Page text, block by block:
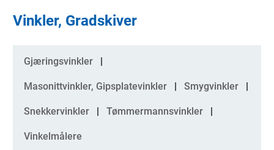
Vinkler, Gradskiver
Kategorier
Gjæringsvinkler
Masonittvinkler, Gipsplatevinkler Smygvinkler
Snekkervinkler Tømmermannsvinkler
Vinkelmålere